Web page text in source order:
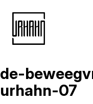
Naar
inhoud
de-
urhahn-07